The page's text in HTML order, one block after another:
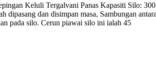
Keluli Tergalvani Panas Kapasiti Silo:
dan disimpan masa, Sambungan
pada silo. Cerun piawai silo ini ialah 45